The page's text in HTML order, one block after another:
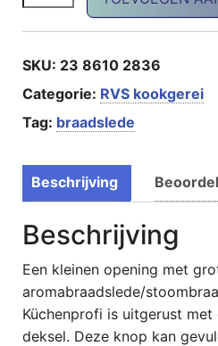
SKU: 23 8610 2836
Categorie: RVS kookgerei
Tag: braadslede
Beschrijving
Beschrijving
Een kleinen opening met
aromabraadslede/
Küchenprofi is uitgerust
deksel. Deze knop kan